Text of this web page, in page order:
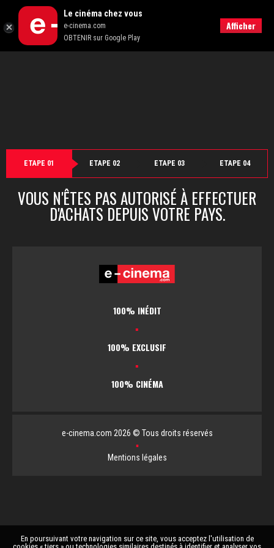
En poursuivant votre navigation sur ce site, vous acceptez l'utilisation de
ETAPE 01 ETAPE 02 ETAPE 03 ETAPE 04
VOUS N'ÊTES PAS AUTORISÉ À EFFECTUER
D'ACHATS DEPUIS VOTRE PAYS.
100% INÉDIT
▪
100% EXCLUSIF
▪
100% CINÉMA
e-cinema.com 2026 © Tous droits réservés
▪
Mentions légales
Retour Le cinéma chez vous
e-cinema.com
OBTENIR sur Google Play
Afficher